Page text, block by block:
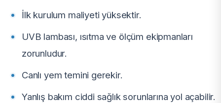
İlk kurulum maliyeti yüksektir.
UVB lambası, ısıtma ve ölçüm ekipmanları
zorunludur.
Canlı yem temini gerekir.
Yanlış bakım ciddi sağlık sorunlarına yol açabilir.